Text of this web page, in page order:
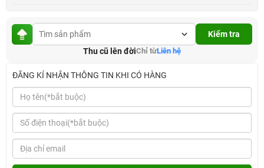
Kiểm tra
Thu cũ lên đờiChỉ từLiên hệ
ĐĂNG KÍ NHẬN THÔNG TIN KHI CÓ HÀNG